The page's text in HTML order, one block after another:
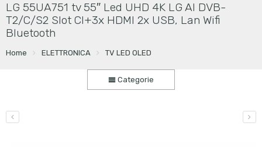
LG 55UA751 tv 55″ Led UHD 4K LG AI DVB-
T2/C/S2 Slot CI+3x HDMI 2x USB, Lan Wifi
Bluetooth
Home ELETTRONICA TV LED OLED
Categorie